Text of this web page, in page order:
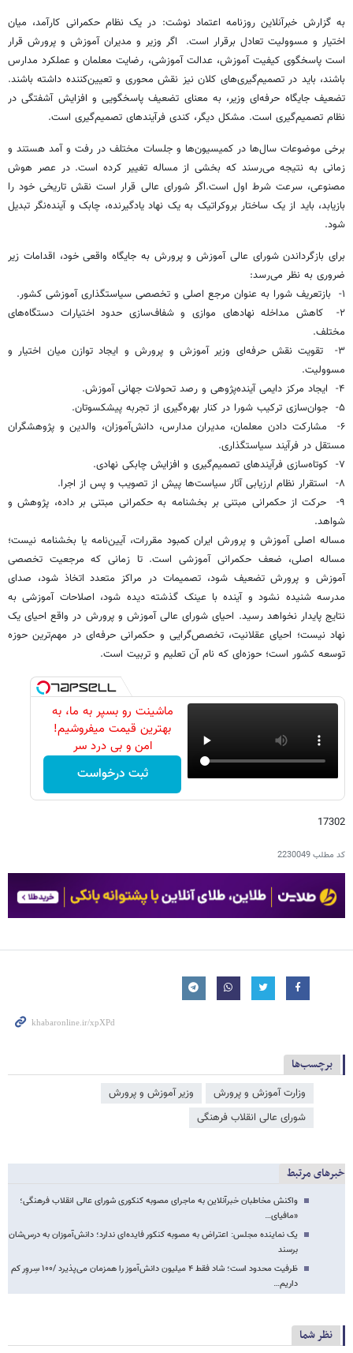
به گزارش خبرآنلاین روزنامه اعتماد نوشت: در یک نظام حکمرانی کارآمد، میان
اختیار و مسوولیت تعادل برقرار است. اگر وزیر و مدیران آموزش و پرورش قرار
است پاسخگوی کیفیت آموزش، عدالت آموزشی، رضایت معلمان و عملکرد مدارس
باشند، باید در تصمیم‌گیری‌های کلان نیز نقش محوری و تعیین‌کننده داشته باشند.
تضعیف جایگاه حرفه‌ای وزیر، به معنای تضعیف پاسخگویی و افزایش آشفتگی در
نظام تصمیم‌گیری است. مشکل دیگر، کندی فرآیندهای تصمیم‌گیری است.
برخی موضوعات سال‌ها در کمیسیون‌ها و جلسات مختلف در رفت و آمد هستند و
زمانی به نتیجه می‌رسند که بخشی از مساله تغییر کرده است. در عصر هوش
مصنوعی، سرعت شرط اول است.اگر شورای عالی قرار است نقش تاریخی خود را
بازیابد، باید از یک ساختار بروکراتیک به یک نهاد یادگیرنده، چابک و آینده‌نگر تبدیل
شود.
برای بازگرداندن شورای عالی آموزش و پرورش به جایگاه واقعی خود، اقدامات زیر
ضروری به نظر می‌رسد:
۱- بازتعریف شورا به عنوان مرجع اصلی و تخصصی سیاستگذاری آموزشی کشور.
۲- کاهش مداخله نهادهای موازی و شفاف‌سازی حدود اختیارات دستگاه‌های
مختلف.
۳- تقویت نقش حرفه‌ای وزیر آموزش و پرورش و ایجاد توازن میان اختیار و
مسوولیت.
۴- ایجاد مرکز دایمی آینده‌پژوهی و رصد تحولات جهانی آموزش.
۵- جوان‌سازی ترکیب شورا در کنار بهره‌گیری از تجربه پیشکسوتان.
۶- مشارکت دادن معلمان، مدیران مدارس، دانش‌آموزان، والدین و پژوهشگران
مستقل در فرآیند سیاستگذاری.
۷- کوتاه‌سازی فرآیندهای تصمیم‌گیری و افزایش چابکی نهادی.
۸- استقرار نظام ارزیابی آثار سیاست‌ها پیش از تصویب و پس از اجرا.
۹- حرکت از حکمرانی مبتنی بر بخشنامه به حکمرانی مبتنی بر داده، پژوهش و
شواهد.
مساله اصلی آموزش و پرورش ایران کمبود مقررات، آیین‌نامه یا بخشنامه نیست؛
مساله اصلی، ضعف حکمرانی آموزشی است. تا زمانی که مرجعیت تخصصی
آموزش و پرورش تضعیف شود، تصمیمات در مراکز متعدد اتخاذ شود، صدای
مدرسه شنیده نشود و آینده با عینک گذشته دیده شود، اصلاحات آموزشی به
نتایج پایدار نخواهد رسید. احیای شورای عالی آموزش و پرورش در واقع احیای یک
نهاد نیست؛ احیای عقلانیت، تخصص‌گرایی و حکمرانی حرفه‌ای در مهم‌ترین حوزه
توسعه کشور است؛ حوزه‌ای که نام آن تعلیم و تربیت است.
ماشینت رو بسپر به ما، به
بهترین قیمت میفروشیم!
امن و بی درد سر
ثبت درخواست
17302
کد مطلب2230049
برچسب‌ها
وزارت آموزش و پرورش
وزیر آموزش و پرورش
شورای عالی انقلاب فرهنگی
خبرهای مرتبط
واکنش مخاطبان خبرآنلاین به ماجرای مصوبه کنکوری شورای عالی انقلاب فرهنگی؛
«مافیای…
یک نماینده مجلس: اعتراض به مصوبه کنکور فایده‌ای ندارد؛ دانش‌آموزان به درس‌شان
برسند
ظرفیت محدود است؛ شاد فقط ۴ میلیون دانش‌آموز را همزمان می‌پذیرد /۱۰۰ سِروِر کم
داریم…
نظر شما